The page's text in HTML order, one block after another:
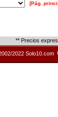
[Pág.
** Precios
2022 Solo10.com